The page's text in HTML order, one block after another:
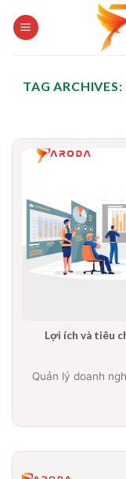
TAG ARCHIVES:
Lợi ích và tiêu
Quản lý doanh